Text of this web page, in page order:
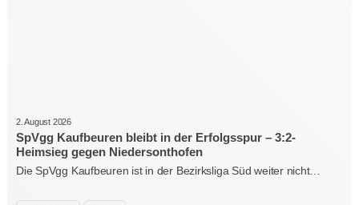
2. August 2026
SpVgg Kaufbeuren bleibt in der Erfolgsspur – 3:2-
Heimsieg gegen Niedersonthofen
Die SpVgg Kaufbeuren ist in der Bezirksliga Süd weiter nicht…